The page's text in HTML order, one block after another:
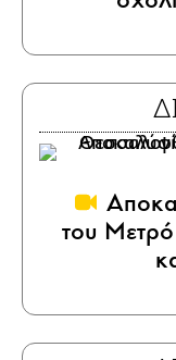
του